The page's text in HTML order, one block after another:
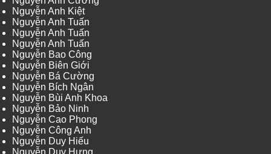
Nguyễn Anh Kiệt
Nguyễn Anh Tuấn
Nguyễn Anh Tuấn
Nguyễn Anh Tuấn
Nguyễn Bao Công
Nguyễn Biên Giới
Nguyễn Bá Cường
Nguyễn Bích Ngân
Nguyễn Bùi Anh Khoa
Nguyễn Bảo Ninh
Nguyễn Cao Phong
Nguyễn Công Anh
Nguyễn Duy Hiếu